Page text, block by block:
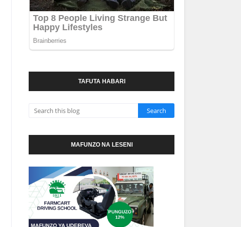
TAFUTA HABARI
MAFUNZO NA LESENI